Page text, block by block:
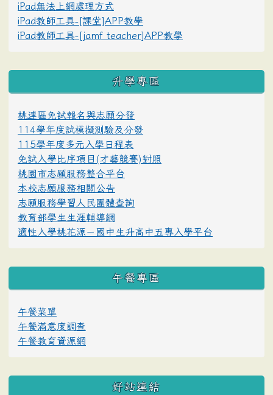
iPad無法上網處理方式
iPad教師工具-[課堂]APP教學
iPad教師工具-[jamf teacher]APP教學
升學專區
桃連區免試報名與志願分發
114學年度試模擬測驗及分發
115學年度多元入學日程表
免試入學比序項目(才藝競賽)對照
桃園市志願服務整合平台
本校志願服務相關公告
志願服務學習人民團體查詢
教育部學生生涯輔導網
適性入學桃花源－國中生升高中五專入學平台
午餐專區
午餐菜單
午餐滿意度調查
午餐教育資源網
好站連結